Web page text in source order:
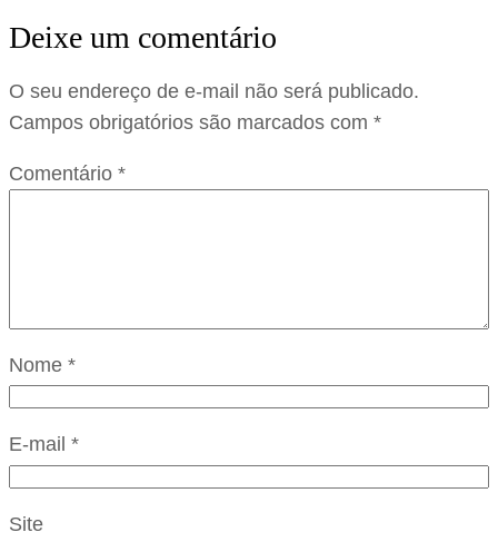
Deixe um comentário
O seu endereço de e-mail não será publicado.
Campos obrigatórios são marcados com *
Comentário *
Nome *
E-mail *
Site